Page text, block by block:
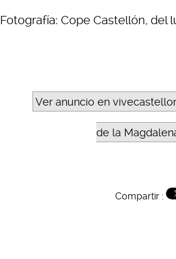
Fotografía: Cope Castellón, del
Ver anuncio en
de la
Compartir :